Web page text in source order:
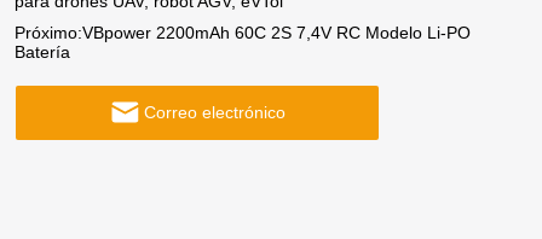
Próximo:VBpower 2200mAh 60C 2S 7,4V RC Modelo Li-PO
Batería
Correo electrónico